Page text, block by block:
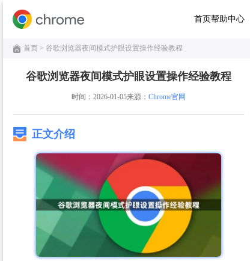
首页帮助中心
首页 > 谷歌浏览器夜间模式护眼设置操作经验教程
谷歌浏览器夜间模式护眼设置操作经验教程
时间：2026-01-05来源： Chrome官网
正文介绍